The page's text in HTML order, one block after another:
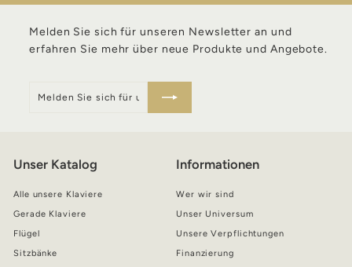
Melden Sie sich für unseren Newsletter an und
erfahren Sie mehr über neue Produkte und Angebote.
Sie
Newsletter
Unser Katalog
Alle unsere Klaviere
Gerade Klaviere
Flügel
Sitzbänke
Informationen
Wer wir sind
Unser Universum
Unsere Verpflichtungen
Finanzierung